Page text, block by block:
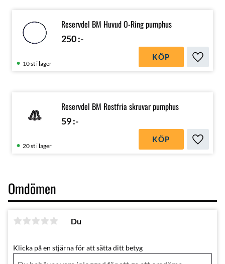
Reservdel BM Huvud O-Ring pumphus
250:-
Lägg
10 st i lager
KÖP
Reservdel BM Rostfria skruvar pumphus
59:-
Lägg
20 st i lager
KÖP
Omdömen
Du
Klicka på en stjärna för att sätta ditt betyg